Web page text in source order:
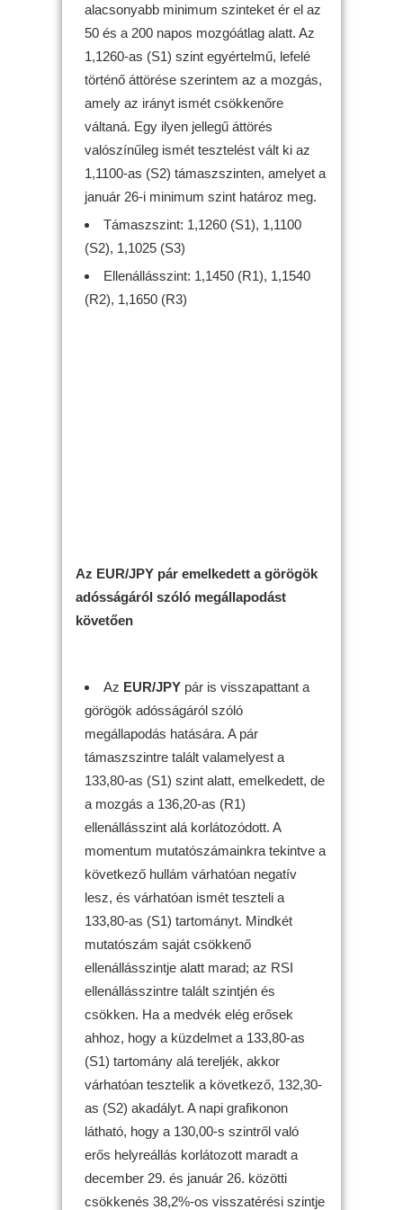
alacsonyabb minimum szinteket ér el az
50 és a 200 napos mozgóátlag alatt. Az
1,1260-as (S1) szint egyértelmű, lefelé
történő áttörése szerintem az a mozgás,
amely az irányt ismét csökkenőre
váltaná. Egy ilyen jellegű áttörés
valószínűleg ismét tesztelést vált ki az
1,1100-as (S2) támaszszinten, amelyet a
január 26-i minimum szint határoz meg.
Támaszszint: 1,1260 (S1), 1,1100
(S2), 1,1025 (S3)
Ellenállásszint: 1,1450 (R1), 1,1540
(R2), 1,1650 (R3)
Az EUR/JPY pár emelkedett a görögök
adósságáról szóló megállapodást
követően
Az EUR/JPY pár is visszapattant a
görögök adósságáról szóló
megállapodás hatására. A pár
támaszszintre talált valamelyest a
133,80-as (S1) szint alatt, emelkedett, de
a mozgás a 136,20-as (R1)
ellenállásszint alá korlátozódott. A
momentum mutatószámainkra tekintve a
következő hullám várhatóan negatív
lesz, és várhatóan ismét teszteli a
133,80-as (S1) tartományt. Mindkét
mutatószám saját csökkenő
ellenállásszintje alatt marad; az RSI
ellenállásszintre talált szintjén és
csökken. Ha a medvék elég erősek
ahhoz, hogy a küzdelmet a 133,80-as
(S1) tartomány alá tereljék, akkor
várhatóan tesztelik a következő, 132,30-
as (S2) akadályt. A napi grafikonon
látható, hogy a 130,00-s szintről való
erős helyreállás korlátozott maradt a
december 29. és január 26. közötti
csökkenés 38,2%-os visszatérési szintje